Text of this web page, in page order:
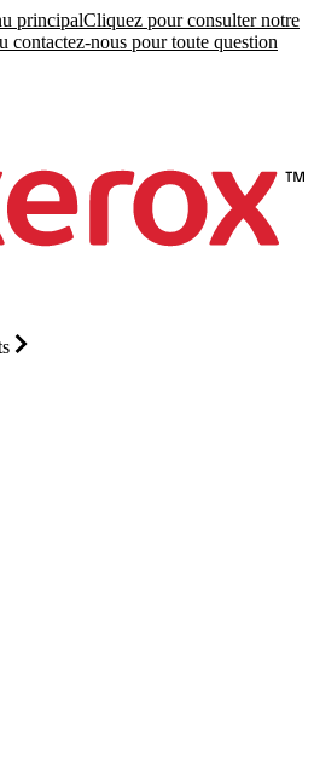
principalCliquez pour consulter notre
contactez-nous pour toute question